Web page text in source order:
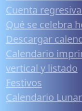
Cuenta
Qué se celebra
Descargar
Calendario
vertical y listado
Festivos
Calendario Lunar